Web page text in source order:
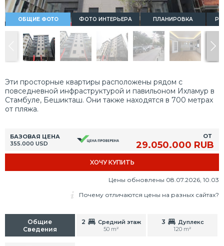
ОБЩИЕ ФОТО ФОТО ИНТЕРЬЕРА ПЛАНИРОВКА
Эти просторные квартиры расположены рядом с
повседневной инфраструктурой и павильоном Ихламур в
Стамбуле, Бешикташ. Они также находятся в 700 метрах
от пляжа.
БАЗОВАЯ ЦЕНА
355.000 USD
ОТ
29.050.000 RUB
ХОЧУ КУПИТЬ
Цены обновлены 08.07.2026, 10.03
Почему отличаются цены на разных сайтах?
Общие
Сведения
2
Средний этаж
50 m²
3
Дуплекс
120 m²